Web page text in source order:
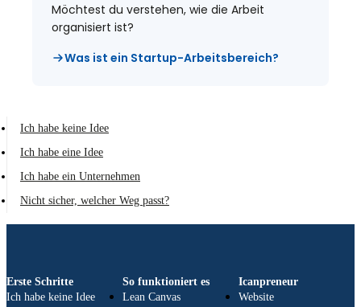
Möchtest du verstehen, wie die Arbeit
organisiert ist?
Was ist ein Startup-Arbeitsbereich?
Ich habe keine Idee
Ich habe eine Idee
Ich habe ein Unternehmen
Nicht sicher, welcher Weg passt?
Erste Schritte
Ich habe keine Idee
So funktioniert es
Lean Canvas
Icanpreneur
Website